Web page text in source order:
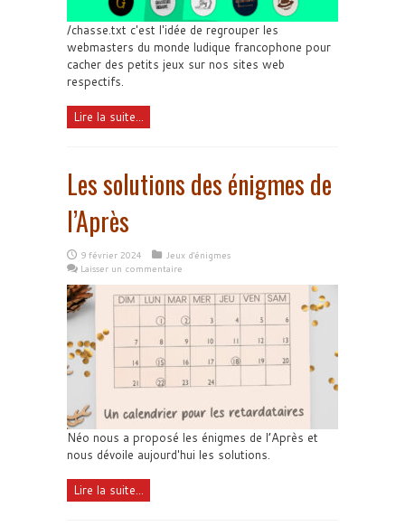
/chasse.txt c'est l'idée de regrouper les
webmasters du monde ludique francophone pour
cacher des petits jeux sur nos sites web
respectifs.
Lire la suite...
Les solutions des énigmes de
l’Après
9 février 2024
Jeux d'énigmes
Laisser un commentaire
Néo nous a proposé les énigmes de l’Après et
nous dévoile aujourd'hui les solutions.
Lire la suite...